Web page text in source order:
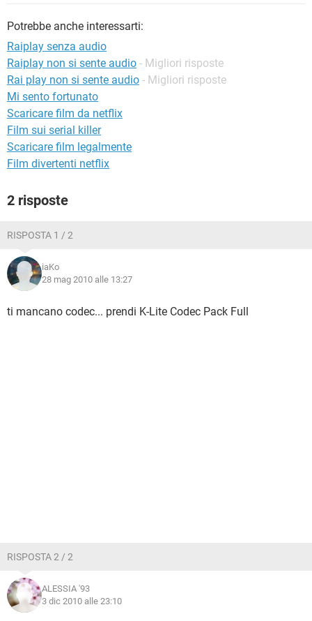
Potrebbe anche interessarti:
Raiplay senza audio
Raiplay non si sente audio - Migliori risposte
Rai play non si sente audio - Migliori risposte
Mi sento fortunato
Scaricare film da netflix
Film sui serial killer
Scaricare film legalmente
Film divertenti netflix
2 risposte
RISPOSTA 1 / 2
iaKo
28 mag 2010 alle 13:27
ti mancano codec... prendi K-Lite Codec Pack Full
RISPOSTA 2 / 2
ALESSIA '93
3 dic 2010 alle 23:10